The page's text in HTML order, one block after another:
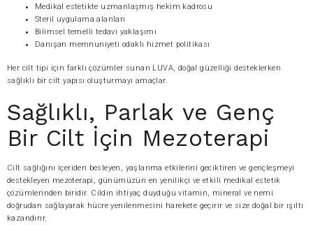
Medikal estetikte uzmanlaşmış hekim kadrosu
Steril uygulama alanları
Bilimsel temelli tedavi yaklaşımı
Danışan memnuniyeti odaklı hizmet politikası
Her cilt tipi için farklı çözümler sunan LUVA, doğal güzelliği desteklerken
sağlıklı bir cilt yapısı oluşturmayı amaçlar.
Sağlıklı, Parlak ve Genç
Bir Cilt İçin Mezoterapi
Cilt sağlığını içeriden besleyen, yaşlanma etkilerini geciktiren ve gençleşmeyi
destekleyen mezoterapi, günümüzün en yenilikçi ve etkili medikal estetik
çözümlerinden biridir. Cildin ihtiyaç duyduğu vitamin, mineral ve nemi
doğrudan sağlayarak hücre yenilenmesini harekete geçirir ve size doğal bir ışıltı
kazandırır.